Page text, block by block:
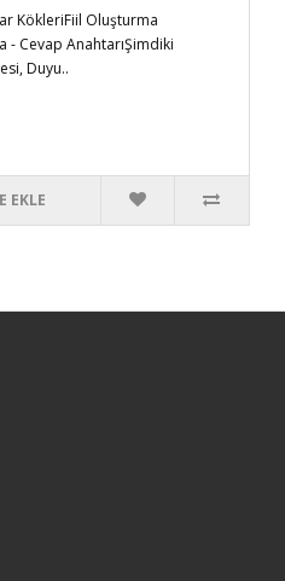
KökleriFiil Oluşturma
- Cevap AnahtarıŞimdiki
Duyu..
EKLE